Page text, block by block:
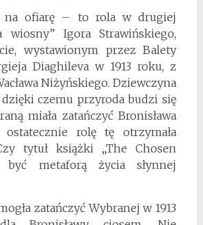
na ofiarę – to rola w drugiej
wiosny” Igora Strawińskiego,
wystawionym przez Balety
Diaghileva w 1913 roku, z
Niżyńskiego. Dziewczyna
czemu przyroda budzi się
miała zatańczyć Bronisława
ostatecznie rolę tę otrzymała
tytuł książki „The Chosen
być metaforą życia słynnej
zatańczyć Wybranej w 1913